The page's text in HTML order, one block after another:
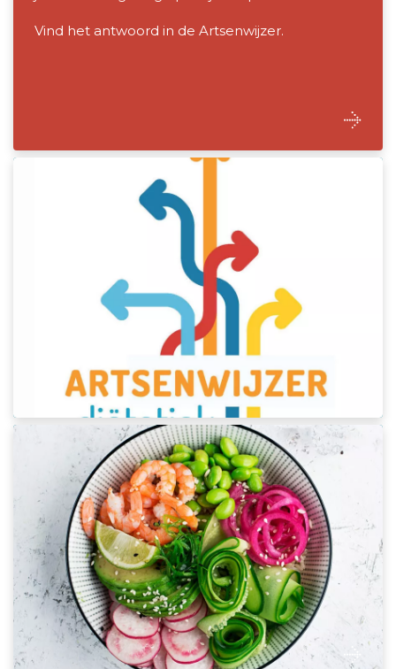
Vind het antwoord in de Artsenwijzer.
Kenniscentrum